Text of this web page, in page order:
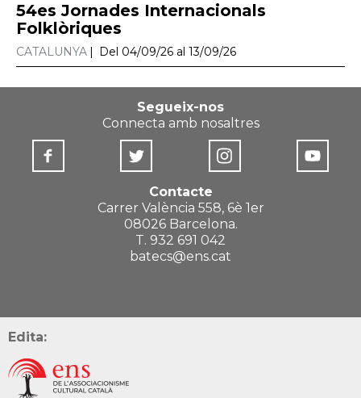
54es Jornades Internacionals
Folklòriques
CATALUNYA Del 04/09/26 al 13/09/26
Segueix-nos
Connecta amb nosaltres
Contacte
Carrer València 558, 6è 1er
08026 Barcelona.
T. 932 691 042
batecs@ens.cat
Edita: